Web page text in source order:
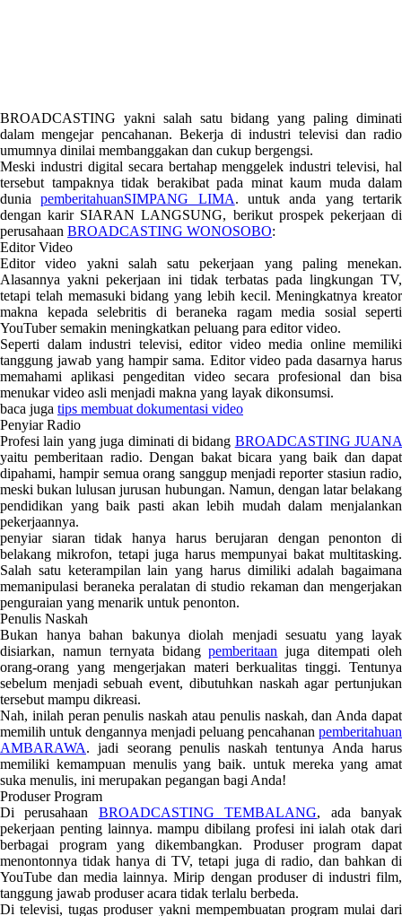
BROADCASTING yakni salah satu bidang yang paling diminati
dalam mengejar pencahanan. Bekerja di industri televisi dan radio
umumnya dinilai membanggakan dan cukup bergengsi.
Meski industri digital secara bertahap menggelek industri televisi, hal
tersebut tampaknya tidak berakibat pada minat kaum muda dalam
duniapemberitahuanSIMPANG LIMA. untuk anda yang tertarik
dengan karir SIARAN LANGSUNG, berikut prospek pekerjaan di
perusahaan BROADCASTING WONOSOBO:
Editor Video
Editor video yakni salah satu pekerjaan yang paling menekan.
Alasannya yakni pekerjaan ini tidak terbatas pada lingkungan TV,
tetapi telah memasuki bidang yang lebih kecil. Meningkatnya kreator
makna kepada selebritis di beraneka ragam media sosial seperti
YouTuber semakin meningkatkan peluang para editor video.
Seperti dalam industri televisi, editor video media online memiliki
tanggung jawab yang hampir sama. Editor video pada dasarnya harus
memahami aplikasi pengeditan video secara profesional dan bisa
menukar video asli menjadi makna yang layak dikonsumsi.
baca juga tips membuat dokumentasi video
Penyiar Radio
Profesi lain yang juga diminati di bidang BROADCASTING JUANA
yaitu pemberitaan radio. Dengan bakat bicara yang baik dan dapat
dipahami, hampir semua orang sanggup menjadi reporter stasiun radio,
meski bukan lulusan jurusan hubungan. Namun, dengan latar belakang
pendidikan yang baik pasti akan lebih mudah dalam menjalankan
pekerjaannya.
penyiar siaran tidak hanya harus berujaran dengan penonton di
belakang mikrofon, tetapi juga harus mempunyai bakat multitasking.
Salah satu keterampilan lain yang harus dimiliki adalah bagaimana
memanipulasi beraneka peralatan di studio rekaman dan mengerjakan
penguraian yang menarik untuk penonton.
Penulis Naskah
Bukan hanya bahan bakunya diolah menjadi sesuatu yang layak
disiarkan, namun ternyata bidangpemberitaan juga ditempati oleh
orang-orang yang mengerjakan materi berkualitas tinggi. Tentunya
sebelum menjadi sebuah event, dibutuhkan naskah agar pertunjukan
tersebut mampu dikreasi.
Nah, inilah peran penulis naskah atau penulis naskah, dan Anda dapat
memilih untuk dengannya menjadi peluang pencahanan pemberitahuan
AMBARAWA. jadi seorang penulis naskah tentunya Anda harus
memiliki kemampuan menulis yang baik. untuk mereka yang amat
suka menulis, ini merupakan pegangan bagi Anda!
Produser Program
Di perusahaan BROADCASTING TEMBALANG, ada banyak
pekerjaan penting lainnya. mampu dibilang profesi ini ialah otak dari
berbagai program yang dikembangkan. Produser program dapat
menontonnya tidak hanya di TV, tetapi juga di radio, dan bahkan di
YouTube dan media lainnya. Mirip dengan produser di industri film,
tanggung jawab produser acara tidak terlalu berbeda.
Di televisi, tugas produser yakni mempembuatan program mulai dari